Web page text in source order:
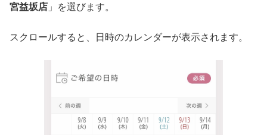
宮益坂店 」を選びます。
スクロールすると、日時のカレンダーが表示されます。